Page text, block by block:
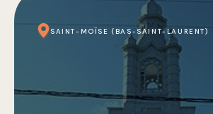
SAINT-MOÏSE (BAS-SAINT-LAURENT)